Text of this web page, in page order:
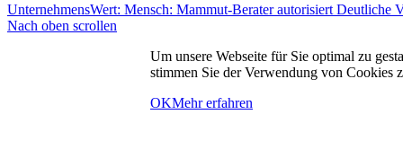
UnternehmensWert: Mensch: Mammut-Berater autorisiert Deutliche
Nach oben scrollen
Um unsere Webseite für Sie optimal zu
stimmen Sie der Verwendung von Cookies
OKMehr erfahren